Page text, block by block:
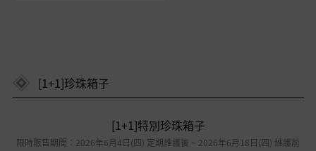
[1+1]珍珠箱子
[1+1]特別珍珠箱子
限時販售期間：2026年6月4日(四) 定期維護後 ~ 2026年6月18日(四) 維護前